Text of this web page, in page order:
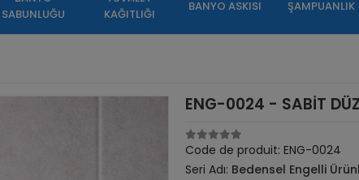
SABUNLUĞU
KAĞITLIĞI
BANYO ASKISI ŞAMPUANLIK
ENG-0024 - SABİT
Code de produit: ENG-0024
Seri Adı: Bedensel Engelli